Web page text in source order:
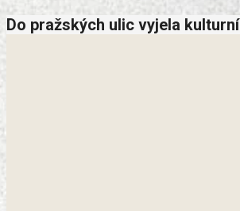
Do pražských ulic vyjela